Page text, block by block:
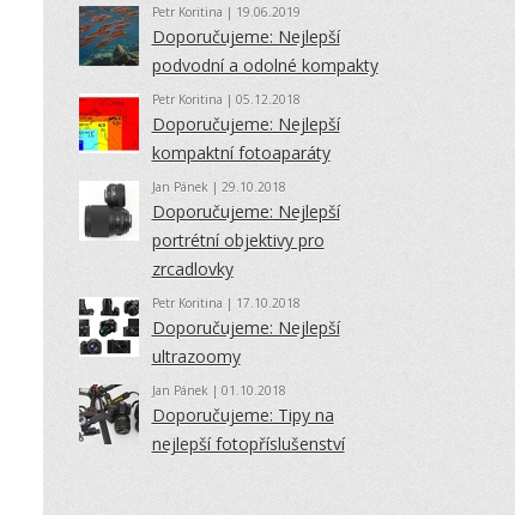
Petr Koritina | 19.06.2019
Doporučujeme: Nejlepší
podvodní a odolné kompakty
Petr Koritina | 05.12.2018
Doporučujeme: Nejlepší
kompaktní fotoaparáty
Jan Pánek| 29.10.2018
Doporučujeme: Nejlepší
portrétní objektivy pro
zrcadlovky
Petr Koritina | 17.10.2018
Doporučujeme: Nejlepší
ultrazoomy
Jan Pánek| 01.10.2018
Doporučujeme: Tipy na
nejlepší fotopříslušenství